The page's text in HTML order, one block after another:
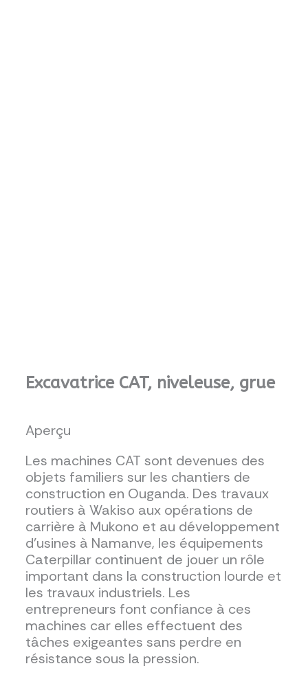
Excavatrice CAT, niveleuse, grue
Aperçu
Les machines CAT sont devenues des
objets familiers sur les chantiers de
construction en Ouganda. Des travaux
routiers à Wakiso aux opérations de
carrière à Mukono et au développement
d'usines à Namanve, les équipements
Caterpillar continuent de jouer un rôle
important dans la construction lourde et
les travaux industriels. Les
entrepreneurs font confiance à ces
machines car elles effectuent des
tâches exigeantes sans perdre en
résistance sous la pression.